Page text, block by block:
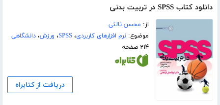
دانلود کتاب SPSS در تربیت بدنی
از: محسن ثالثی
موضوع:نرم افزارهای کاربردی،SPSS، ورزش،دانشگاهی
۲۱۴ صفحه
دریافت از کتابراه